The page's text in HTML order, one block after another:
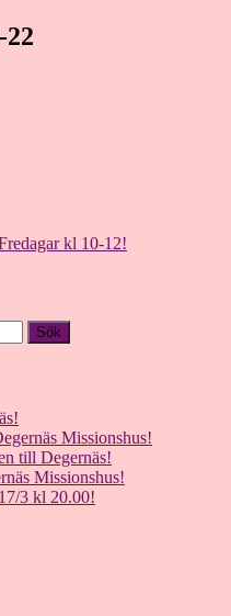
kl 10-12!
Missionshus!
till Degernäs!
Missionshus!
3 kl 20.00!